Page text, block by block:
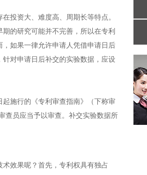
投资大、难度高、周期长等特点。
的研究可能并不完善，所以在专利
如果一律允许申请人凭借申请日后
对申请日后补交的实验数据，应设
施行的《专利审查指南》（下称审
查员应当予以审查。补交实验数据所
效果呢？首先，专利权具有独占